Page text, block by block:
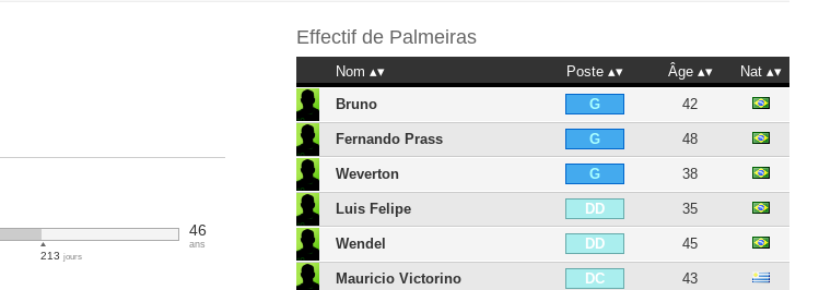
213jours
46
ans
Effectif de Palmeiras
Nom Poste Âge
Nat
Bruno
G 42
Fernando Prass G 48
Weverton G 38
Luis Felipe DD 35
Wendel DD 45
Mauricio Victorino DC 43